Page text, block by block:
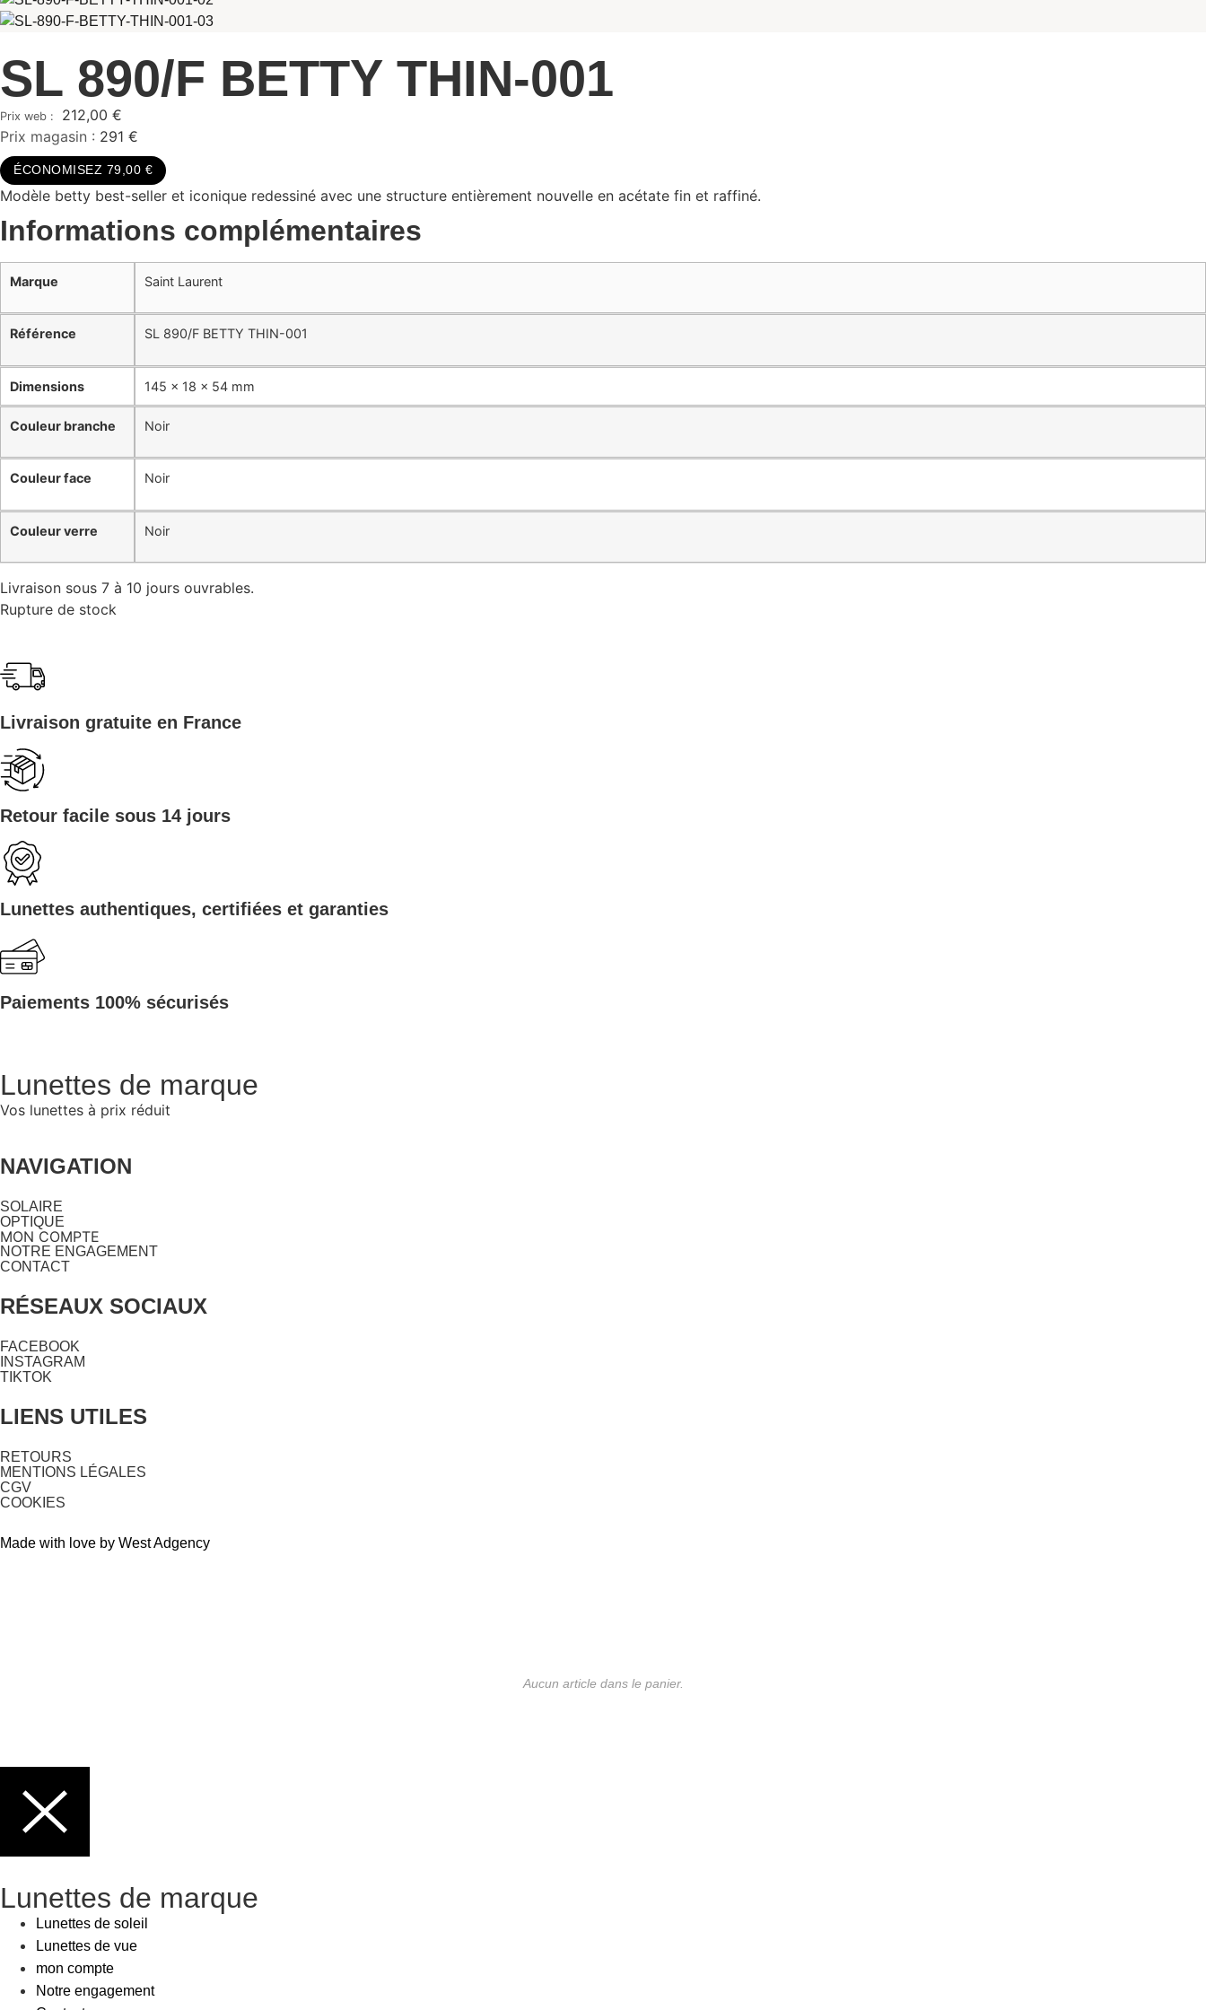
SL 890/F BETTY THIN-001
212,00 €
Prix magasin : 291 €
ÉCONOMISEZ 79,00 €
Modèle betty best-seller et iconique redessiné avec une structure entièrement nouvelle en acétate fin et raffiné.
Informations complémentaires
Référence SL 890/F BETTY THIN-001
Dimensions 145 × 18 × 54 mm
Couleur branche Noir
Couleur face Noir
Couleur verre Noir
Marque Saint Laurent
Livraison sous 7 à 10 jours ouvrables.
Rupture de stock
Livraison gratuite en France
Retour facile sous 14 jours
Lunettes authentiques, certifiées et garanties
Paiements 100% sécurisés
Lunettes de marque
Vos lunettes à prix réduit
NAVIGATION
SOLAIRE
OPTIQUE
MON COMPTE
NOTRE ENGAGEMENT
CONTACT
RÉSEAUX SOCIAUX
FACEBOOK
INSTAGRAM
TIKTOK
LIENS UTILES
RETOURS
MENTIONS LÉGALES
CGV
COOKIES
Made with love by West Adgency
Aucun article dans le panier.
Lunettes de marque
Lunettes de soleil
Lunettes de vue
mon compte
Notre engagement